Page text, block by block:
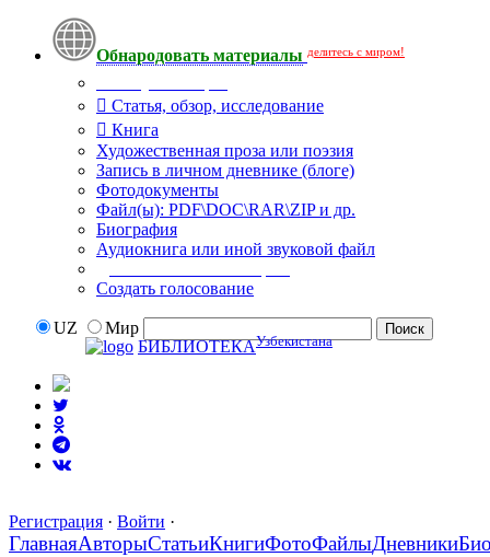
Обнародовать материалы делитесь с миром!
Статья, обзор, исследование
Книга
Художественная проза или поэзия
Запись в личном дневнике (блоге)
Фотодокументы
Файл(ы): PDF\DOC\RAR\ZIP и др.
Биография
Аудиокнига или иной звуковой файл
Создать голосование
UZ
Мир
БИБЛИОТЕКАУзбекистана
Регистрация · Войти ·
ГлавнаяАвторыСтатьиКнигиФотоФайлыДневники